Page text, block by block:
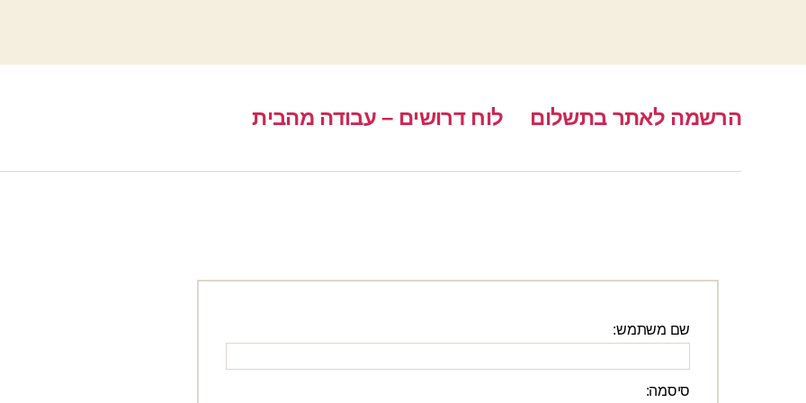
הרשמה לאתר בתשלום לוח דרושים – עבודה מהבית
שם משתמש:
סיסמה: